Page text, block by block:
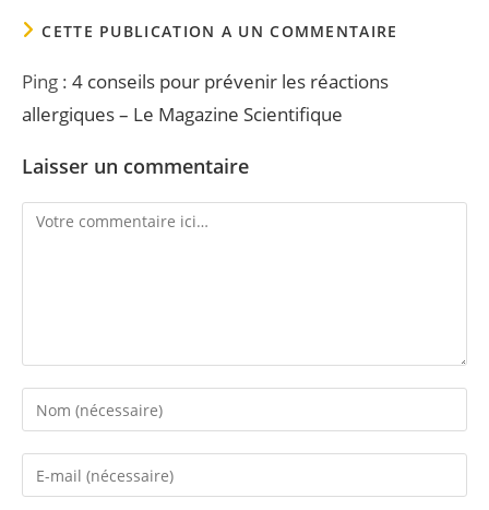
CETTE PUBLICATION A UN COMMENTAIRE
Ping : 4 conseils pour prévenir les réactions
allergiques – Le Magazine Scientifique
Laisser un commentaire